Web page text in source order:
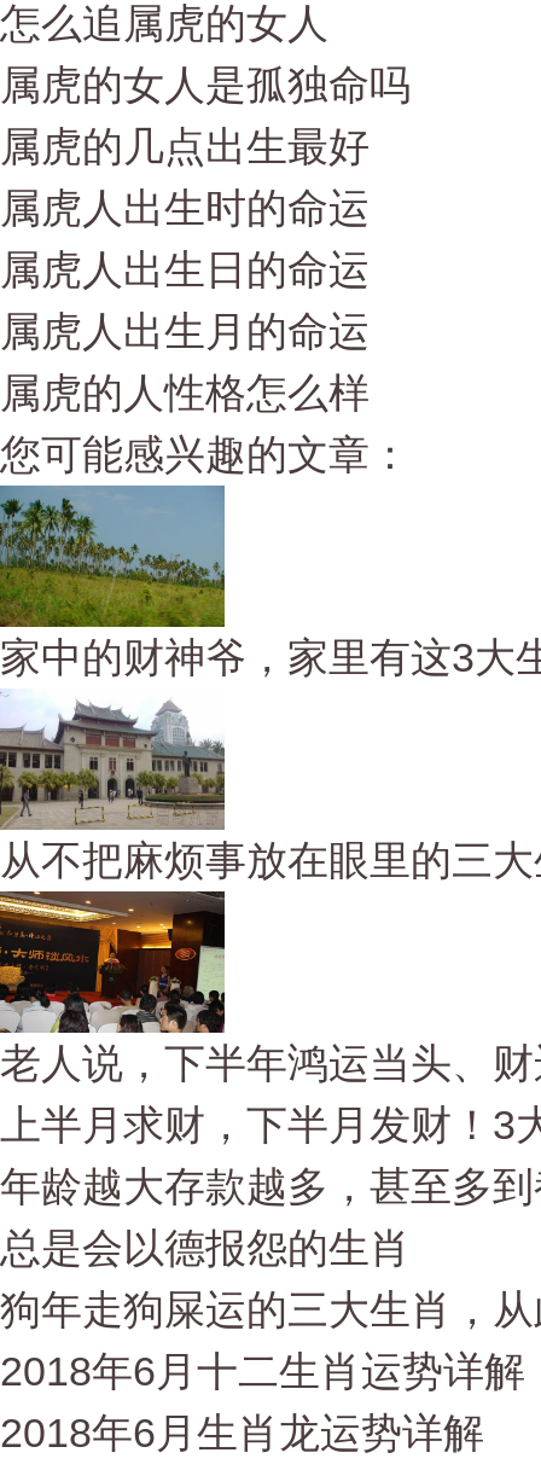
怎么追属虎的女人
属虎的女人是孤独命吗
属虎的几点出生最好
属虎人出生时的命运
属虎人出生日的命运
属虎人出生月的命运
属虎的人性格怎么样
您可能感兴趣的文章：
家中的财神爷，家里有这3大
从不把麻烦事放在眼里的三
老人说，下半年鸿运当头、
上半月求财，下半月发财！3
年龄越大存款越多，甚至多
总是会以德报怨的生肖
狗年走狗屎运的三大生肖，
2018年6月十二生肖运势详解
2018年6月生肖龙运势详解